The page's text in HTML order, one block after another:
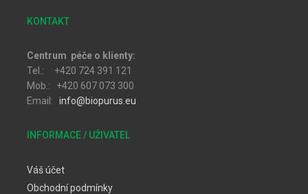
KONTAKT
Centrum péče o klienty:
Tel.: +420 724 391 121
Mob.: +420 607 073 300
Email: info@biopurus.eu
INFORMACE / UŽIVATEL
Váš účet
Obchodní podmínky